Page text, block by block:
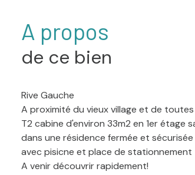
A propos
de ce bien
Rive Gauche
A proximité du vieux village et de
T2 cabine d'environ 33m2 en 1er étage
dans une résidence fermée et sécurisée
avec pisicne et place de stationnement
A venir découvrir rapidement!